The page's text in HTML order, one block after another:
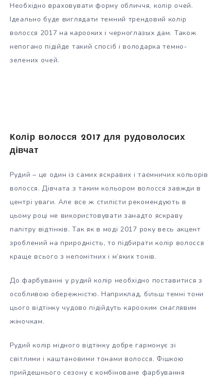
Необхідно враховувати форму обличчя, колір очей.
Ідеально буде виглядати темний трендовий колір
волосся 2017 на карооких і черноглазых дам. Також
непогано підійде такий спосіб і володарка темно-
зелених очей.
Колір волосся 2017 для рудоволосих
дівчат
Рудий – це один із самих яскравих і таємничих кольорів
волосся. Дівчата з таким кольором волосся завжди в
центрі уваги. Але все ж стилісти рекомендують в
цьому році не використовувати занадто яскраву
палітру відтінків. Так як в моді 2017 року весь акцент
зроблений на природність, то підбирати колір волосся
краще всього з непомітних і м’яких тонів.
До фарбуванні у рудий колір необхідно поставитися з
особливою обережністю. Наприклад, більш темні тони
цього відтінку чудово підійдуть карооким смаглявим
жіночкам.
Рудий колір мідного відтінку добре гармонує зі
світлими і каштановими тонами волосся. Фішкою
прийдешнього сезону є комбіноване фарбування